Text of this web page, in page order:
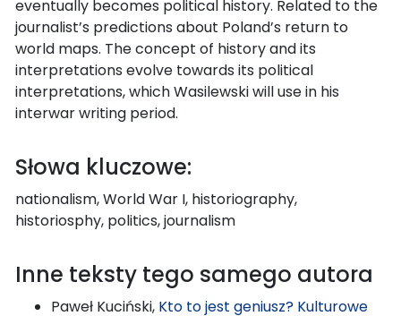
eventually becomes political history. Related to the
journalist’s predictions about Poland’s return to
world maps. The concept of history and its
interpretations evolve towards its political
interpretations, which Wasilewski will use in his
interwar writing period.
Słowa kluczowe:
nationalism, World War I, historiography,
historiosphy, politics, journalism
Inne teksty tego samego autora
Paweł Kuciński, Kto to jest geniusz? Kulturowe